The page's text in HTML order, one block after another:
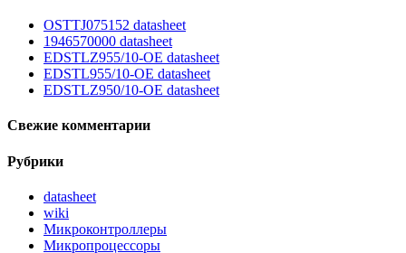
OSTTJ075152 datasheet
1946570000 datasheet
EDSTLZ955/10-OE datasheet
EDSTL955/10-OE datasheet
EDSTLZ950/10-OE datasheet
Свежие комментарии
Рубрики
datasheet
wiki
Микроконтроллеры
Микропроцессоры